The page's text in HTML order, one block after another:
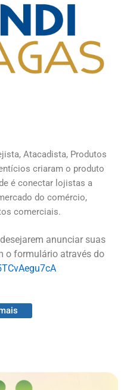
Atacadista, Produtos
criaram o produto
é conectar lojistas a
do comércio,
comerciais.
anunciar suas
o formulário através do